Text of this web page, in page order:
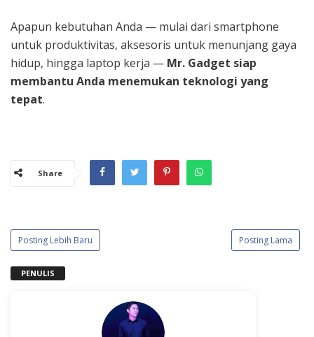
Apapun kebutuhan Anda — mulai dari smartphone
untuk produktivitas, aksesoris untuk menunjang gaya
hidup, hingga laptop kerja — Mr. Gadget siap
membantu Anda menemukan teknologi yang
tepat.
Share
Posting Lebih Baru Posting Lama
PENULIS